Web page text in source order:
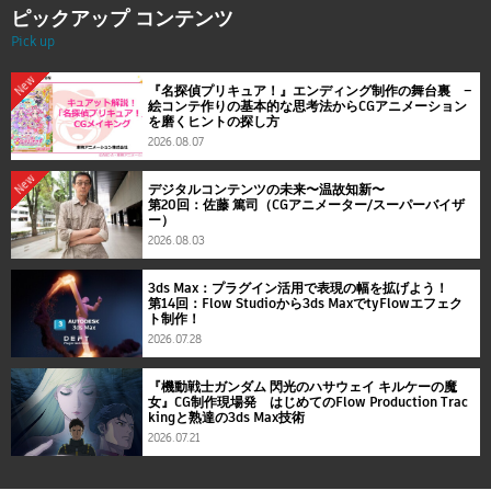
ピックアップ コンテンツ
Pick up
New
『名探偵プリキュア！』エンディング制作の舞台裏 ―
絵コンテ作りの基本的な思考法からCGアニメーション
を磨くヒントの探し方
2026.08.07
New
デジタルコンテンツの未来〜温故知新〜
第20回：佐藤 篤司（CGアニメーター/スーパーバイザ
ー）
2026.08.03
3ds Max：プラグイン活用で表現の幅を拡げよう！
第14回：Flow Studioから3ds MaxでtyFlowエフェク
ト制作！
2026.07.28
『機動戦士ガンダム 閃光のハサウェイ キルケーの魔
女』CG制作現場発 はじめてのFlow Production Trac
kingと熟達の3ds Max技術
2026.07.21